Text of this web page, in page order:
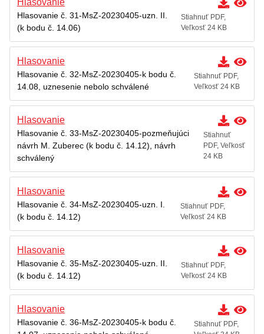
Hlasovanie
Hlasovanie č. 31-MsZ-20230405-uzn. II.
(k bodu č. 14.06)
Stiahnuť PDF,
Veľkosť 24 KB
Hlasovanie
Hlasovanie č. 32-MsZ-20230405-k bodu č.
14.08, uznesenie nebolo schválené
Stiahnuť PDF,
Veľkosť 24 KB
Hlasovanie
Hlasovanie č. 33-MsZ-20230405-pozmeňujúci
návrh M. Zuberec (k bodu č. 14.12), návrh
schválený
Stiahnuť
PDF, Veľkosť
24 KB
Hlasovanie
Hlasovanie č. 34-MsZ-20230405-uzn. I.
(k bodu č. 14.12)
Stiahnuť PDF,
Veľkosť 24 KB
Hlasovanie
Hlasovanie č. 35-MsZ-20230405-uzn. II.
(k bodu č. 14.12)
Stiahnuť PDF,
Veľkosť 24 KB
Hlasovanie
Hlasovanie č. 36-MsZ-20230405-k bodu č.
Stiahnuť PDF,